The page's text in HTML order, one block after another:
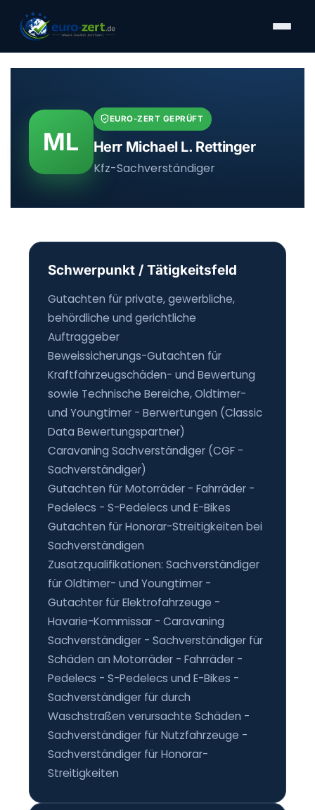
Inhalt
springen
ML
EURO-ZERT GEPRÜFT
Herr Michael L. Rettinger
Kfz-Sachverständiger
Schwerpunkt / Tätigkeitsfeld
Gutachten für private, gewerbliche,
behördliche und gerichtliche
Auftraggeber
Beweissicherungs-Gutachten für
Kraftfahrzeugschäden- und Bewertung
sowie Technische Bereiche, Oldtimer-
und Youngtimer - Berwertungen (Classic
Data Bewertungspartner)
Caravaning Sachverständiger (CGF -
Sachverständiger)
Gutachten für Motorräder - Fahrräder -
Pedelecs - S-Pedelecs und E-Bikes
Gutachten für Honorar-Streitigkeiten bei
Sachverständigen
Zusatzqualifikationen: Sachverständiger
für Oldtimer- und Youngtimer -
Gutachter für Elektrofahrzeuge -
Havarie-Kommissar - Caravaning
Sachverständiger - Sachverständiger für
Schäden an Motorräder - Fahrräder -
Pedelecs - S-Pedelecs und E-Bikes -
Sachverständiger für durch
Waschstraßen verursachte Schäden -
Sachverständiger für Nutzfahrzeuge -
Sachverständiger für Honorar-
Streitigkeiten